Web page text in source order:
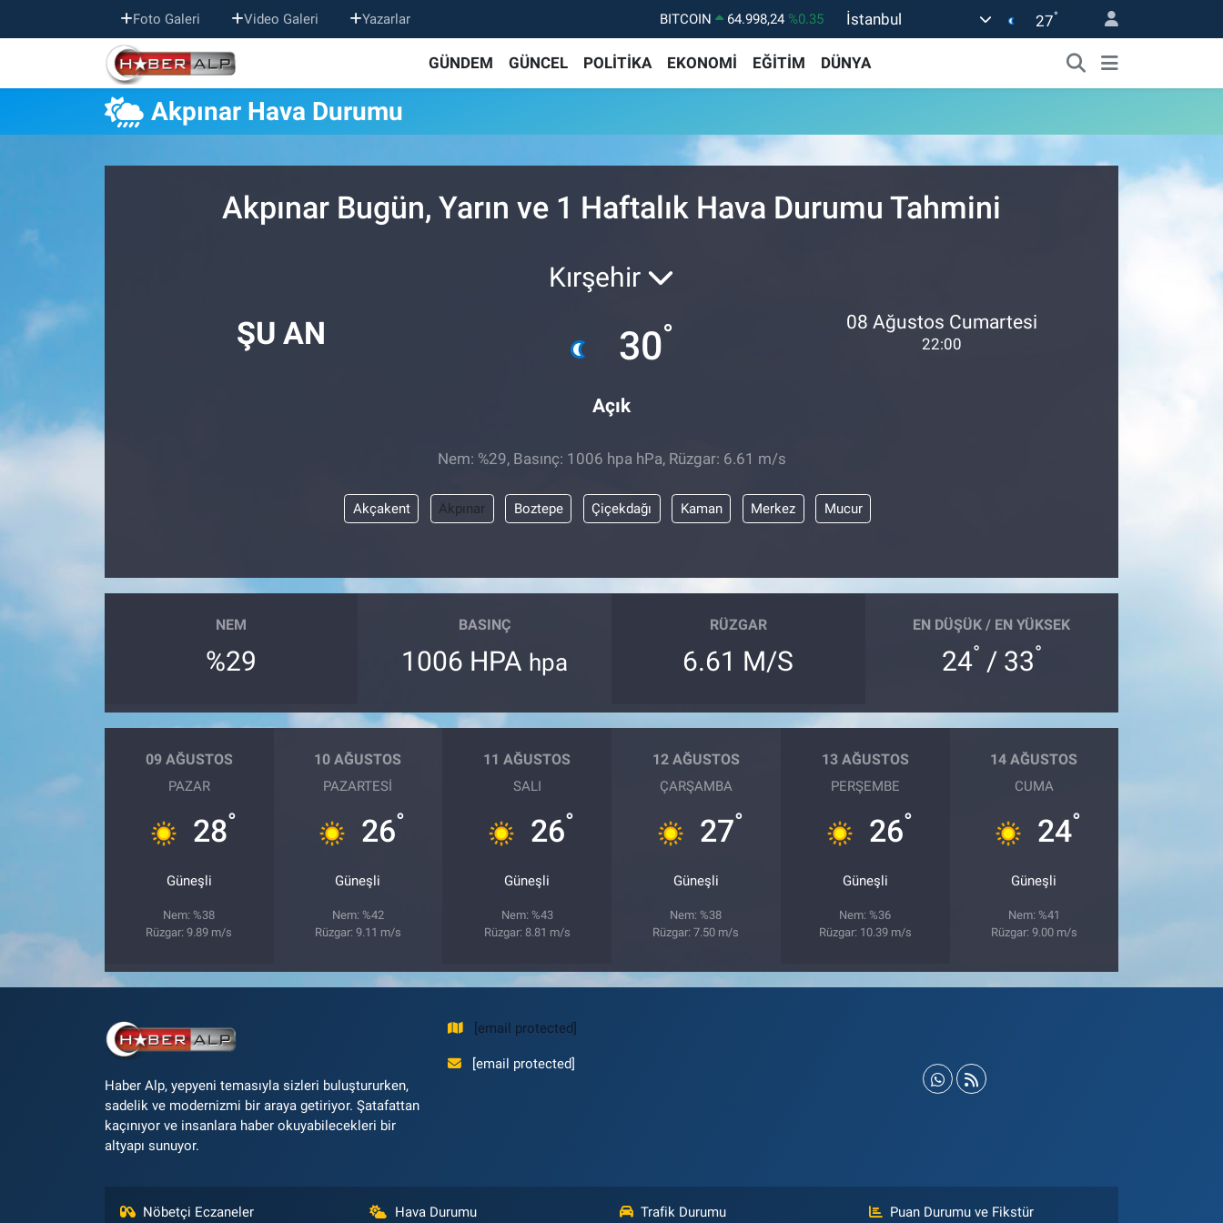
Foto Galeri Video Galeri Yazarlar BITCOIN 64.998,24 %0.35
47,7436
%0.18
EURO
55,2510 %0.32
GRAM ALTIN
6660.55
İstanbul 27°
GÜNDEM GÜNCEL POLİTİKA EKONOMİ EĞİTİM DÜNYA
Akpınar Hava Durumu
Akpınar Bugün, Yarın ve 1 Haftalık Hava Durumu Tahmini
ŞU AN
Kırşehir
30°
Açık
08 Ağustos Cumartesi
22:00
Nem: %29, Basınç: 1006 hpa hPa, Rüzgar: 6.61 m/s
Akçakent Akpınar Boztepe Çiçekdağı Kaman Merkez Mucur
NEM
%29
BASINÇ
1006 HPA hpa
RÜZGAR
6.61 M/S
EN DÜŞÜK / EN YÜKSEK
24° / 33°
09 AĞUSTOS
PAZAR
28°
Güneşli
Nem: %38
Rüzgar: 9.89 m/s
10 AĞUSTOS
PAZARTESI
26°
Güneşli
Nem: %42
Rüzgar: 9.11 m/s
11 AĞUSTOS
SALI
26°
Güneşli
Nem: %43
Rüzgar: 8.81 m/s
12 AĞUSTOS
ÇARŞAMBA
27°
Güneşli
Nem: %38
Rüzgar: 7.50 m/s
13 AĞUSTOS
PERŞEMBE
26°
Güneşli
Nem: %36
Rüzgar: 10.39 m/s
14 AĞUSTOS
CUMA
24°
Güneşli
Nem: %41
Rüzgar: 9.00 m/s
Haber Alp, yepyeni temasıyla sizleri buluştururken,
sadelik ve modernizmi bir araya getiriyor. Şatafattan
kaçınıyor ve insanlara haber okuyabilecekleri bir
altyapı sunuyor.
[email protected]
[email protected]
Nöbetçi Eczaneler Hava Durumu Trafik Durumu Puan Durumu ve Fikstür
Nöbetçi Eczaneler
Hava Durumu
Trafik Durumu
Süper Lig Puan Durumu ve Fikstür
Son Dakika Haberleri